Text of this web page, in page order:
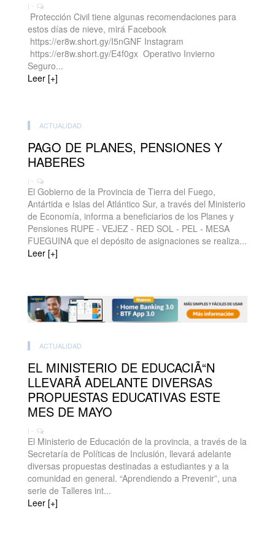
| -
Protección Civil tiene algunas recomendaciones para
estos días de nieve, mirá Facebook
https://er8w.short.gy/I5nGNF Instagram
https://er8w.short.gy/E4f0gx Operativo Invierno
Seguro...
Leer [+]
ACTUALIDAD
PAGO DE PLANES, PENSIONES Y
HABERES
| -
El Gobierno de la Provincia de Tierra del Fuego,
Antártida e Islas del Atlántico Sur, a través del Ministerio
de Economía, informa a beneficiarios de los Planes y
Pensiones RUPE - VEJEZ - RED SOL - PEL - MESA
FUEGUINA que el depósito de asignaciones se realiza...
Leer [+]
ACTUALIDAD
EL MINISTERIO DE EDUCACIÃ“N
LLEVARÃ ADELANTE DIVERSAS
PROPUESTAS EDUCATIVAS ESTE
MES DE MAYO
| -
El Ministerio de Educación de la provincia, a través de la
Secretaría de Políticas de Inclusión, llevará adelante
diversas propuestas destinadas a estudiantes y a la
comunidad en general. “Aprendiendo a Prevenir”, una
serie de Talleres int...
Leer [+]